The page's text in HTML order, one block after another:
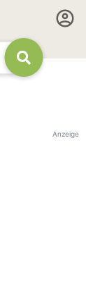
Anzeige